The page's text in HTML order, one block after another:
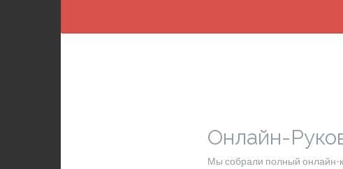
Онлайн-
Мы собрали полный онлайн-